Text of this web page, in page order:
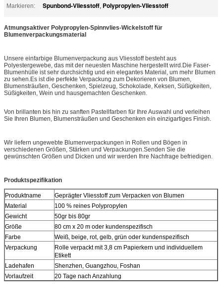
Markieren:
Spunbond-Vliesstoff, Polypropylen-Vliesstoff
Atmungsaktiver Polypropylen-Spinnvlies-Wickelstoff für
Blumenverpackungsmaterial
Unsere einfarbige Blumenverpackung aus Vliesstoff besteht aus
Polyestergewebe, das mit der neuesten Maschine hergestellt wird.Die Faser-
Blumenhülle ist sehr durchsichtig und ein elegantes Material, um mehr Blumen
zu sehen.Es ist die perfekte Verpackung zum Dekorieren von Blumen,
Blumensträußen, Geschenken, Spielzeug, Schokolade, Keksen, Süßigkeiten,
Süßigkeiten, Wein und hausgemachten Geschenken.
Von brillanten bis hin zu sanften Pastellfarben für Ihre Auswahl und verleihen
Sie Ihren Blumen, Blumensträußen und Geschenken ein einzigartiges Finish.
Wir liefern ungewebte Blumenverpackungen in Rollen und Bögen in
verschiedenen Größen, Stärken und Verpackungen.Senden Sie die
gewünschten Größen und Dicken und wir werden Ihre Nachfrage befriedigen.
Produktspezifikation
Produktname
Geprägter Vliesstoff zum Verpacken von Blumen
Material
100 % reines Polypropylen
Gewicht
50gr bis 80gr
Größe
80 cm x 20 m oder kundenspezifisch
Farbe
Weiß, beige, rot, gelb, grün oder kundenspezifisch
Verpackung
Rolle verpackt mit 3,8 cm Papierkern und individuellem
Etikett
Ladehafen
Shenzhen, Guangzhou, Foshan
Vorlaufzeit
20 Tage nach Anzahlung